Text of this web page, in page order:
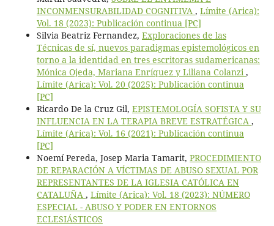
INCONMENSURABILIDAD COGNITIVA , Límite (Arica):
Vol. 18 (2023): Publicación continua [PC]
Silvia Beatriz Fernandez, Exploraciones de las
Técnicas de sí, nuevos paradigmas epistemológicos en
torno a la identidad en tres escritoras sudamericanas:
Mónica Ojeda, Mariana Enríquez y Liliana Colanzi ,
Límite (Arica): Vol. 20 (2025): Publicación continua
[PC]
Ricardo De la Cruz Gil, EPISTEMOLOGÍA SOFISTA Y SU
INFLUENCIA EN LA TERAPIA BREVE ESTRATÉGICA ,
Límite (Arica): Vol. 16 (2021): Publicación continua
[PC]
Noemí Pereda, Josep Maria Tamarit, PROCEDIMIENTO
DE REPARACIÓN A VÍCTIMAS DE ABUSO SEXUAL POR
REPRESENTANTES DE LA IGLESIA CATÓLICA EN
CATALUÑA , Límite (Arica): Vol. 18 (2023): NÚMERO
ESPECIAL - ABUSO Y PODER EN ENTORNOS
ECLESIÁSTICOS